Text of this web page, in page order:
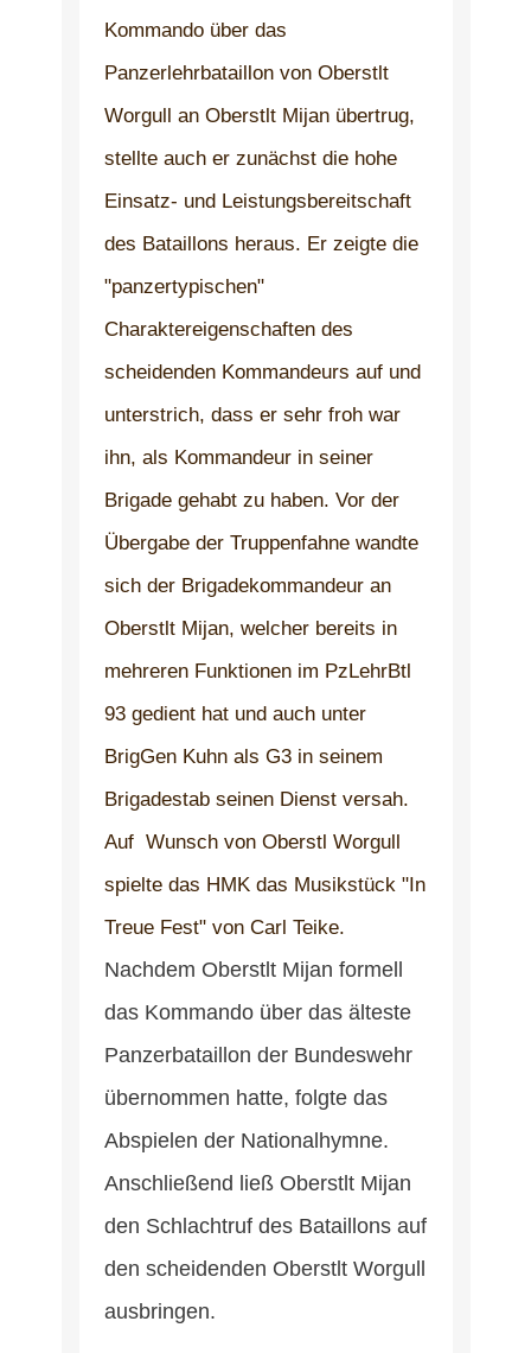
Kommando über das
Panzerlehrbataillon von Oberstlt
Worgull an Oberstlt Mijan übertrug,
stellte auch er zunächst die hohe
Einsatz- und Leistungsbereitschaft
des Bataillons heraus. Er zeigte die
"panzertypischen"
Charaktereigenschaften des
scheidenden Kommandeurs auf und
unterstrich, dass er sehr froh war
ihn, als Kommandeur in seiner
Brigade gehabt zu haben. Vor der
Übergabe der Truppenfahne wandte
sich der Brigadekommandeur an
Oberstlt Mijan, welcher bereits in
mehreren Funktionen im PzLehrBtl
93 gedient hat und auch unter
BrigGen Kuhn als G3 in seinem
Brigadestab seinen Dienst versah.
Auf Wunsch von Oberstl Worgull
spielte das HMK das Musikstück "In
Treue Fest" von Carl Teike.
Nachdem Oberstlt Mijan formell
das Kommando über das älteste
Panzerbataillon der Bundeswehr
übernommen hatte, folgte das
Abspielen der Nationalhymne.
Anschließend ließ Oberstlt Mijan
den Schlachtruf des Bataillons auf
den scheidenden Oberstlt Worgull
ausbringen.